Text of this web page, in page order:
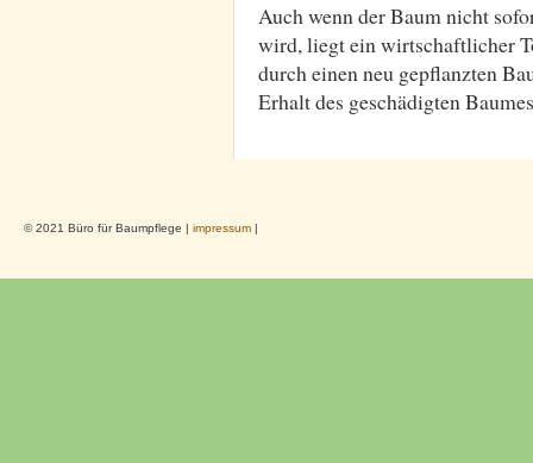
Auch wenn der Baum nicht
wird, liegt ein wirtschaftlicher
durch einen neu gepflanzten
Erhalt des geschädigten
© 2021 Büro für Baumpflege | impressum |